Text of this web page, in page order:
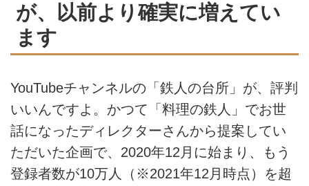
が、以前より確実に増えてい
ます
YouTubeチャンネルの「鉄人の台所」が、評判
いいんですよ。かつて「料理の鉄人」でお世
話になったディレクターさんから提案してい
ただいた企画で、2020年12月に始まり、もう
登録者数が10万人（※2021年12月時点）を超